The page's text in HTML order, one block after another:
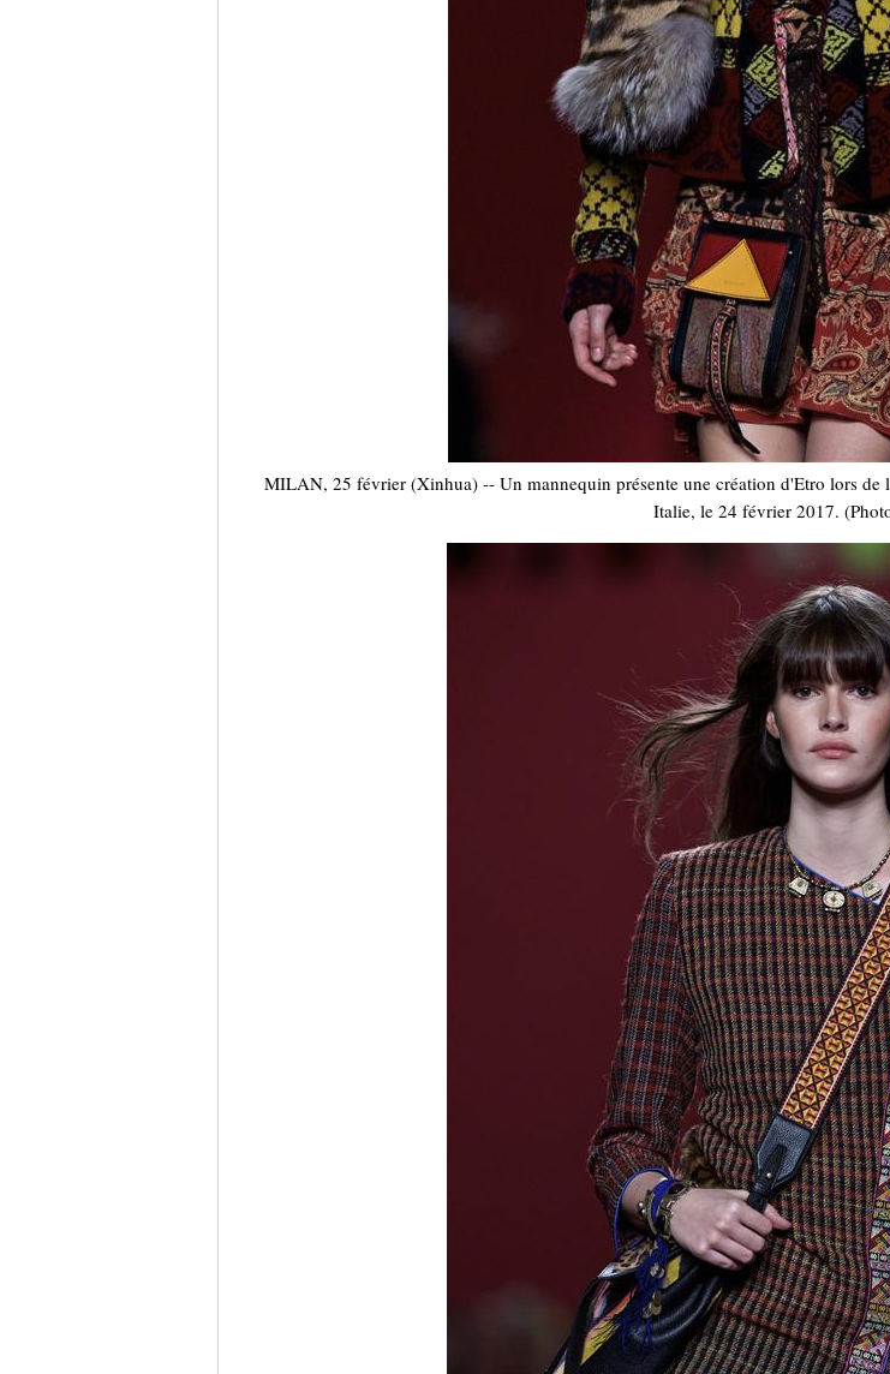
MILAN, 25 février (Xinhua) -- Un mannequin présente une création d'Etro lors de
Italie, le 24 février 2017.